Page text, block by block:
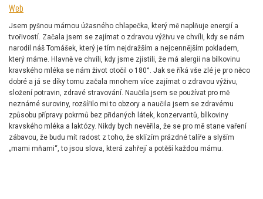
Web
Jsem pyšnou mámou úžasného chlapečka, který mě naplňuje energií a
tvořivostí. Začala jsem se zajímat o zdravou výživu ve chvíli, kdy se nám
narodil náš Tomášek, který je tím nejdražším a nejcennějším pokladem,
který máme. Hlavně ve chvíli, kdy jsme zjistili, že má alergii na bílkovinu
kravského mléka se nám život otočil o 180°. Jak se říká vše zlé je pro něco
dobré a já se díky tomu začala mnohem více zajímat o zdravou výživu,
složení potravin, zdravé stravování. Naučila jsem se používat pro mě
neznámé suroviny, rozšířilo mi to obzory a naučila jsem se zdravému
způsobu přípravy pokrmů bez přidaných látek, konzervantů, bílkoviny
kravského mléka a laktózy. Nikdy bych nevěřila, že se pro mě stane vaření
zábavou, že budu mít radost z toho, že sklízím prázdné talíře a slyším
„mami mňami“, to jsou slova, která zahřejí a potěší každou mámu.